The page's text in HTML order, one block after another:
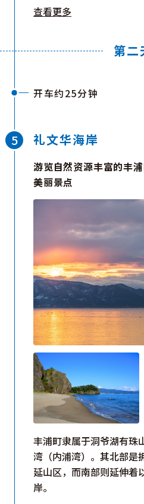
查看更多
第二
开车约25分钟
礼文华海岸
游览自然资源丰富的丰
美丽景点
丰浦町隶属于洞爷湖有珠
湾（内浦湾）。其北部是
延山区，而南部则延伸着
岸。